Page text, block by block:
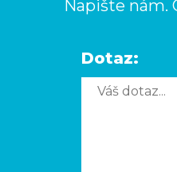
Napište nám.
Dotaz: